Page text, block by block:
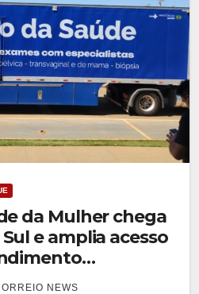
da Mulher chega
e amplia acesso
NEWS